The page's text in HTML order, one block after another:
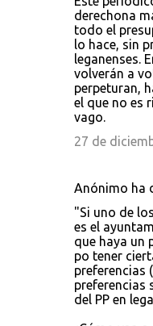
derechona
todo el
lo hace, sin
leganenses.
volverán a
perpeturan,
el que no es
vago.
27 de
Anónimo ha
"Si uno de
es el
que haya un
po tener
preferencias
preferencias
del PP en